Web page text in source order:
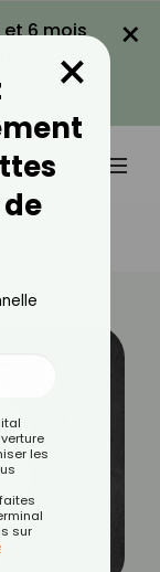
et 6 mois
×
×
les
sur